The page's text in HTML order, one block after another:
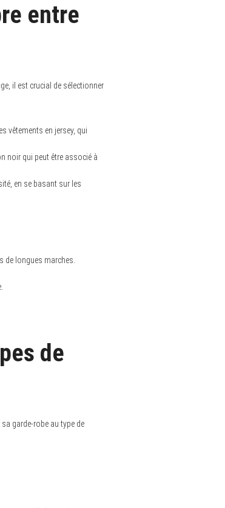
entre
il est crucial de sélectionner
vêtements en jersey, qui
noir qui peut être associé à
en se basant sur les
longues marches.
de
garde-robe au type de